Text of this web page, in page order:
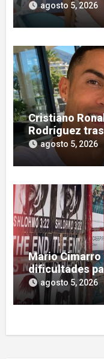
agosto 5, 2026
Cristiano
Rodríguez
agosto 5, 2026
Mario
dificultades
actuación
agosto 5, 2026